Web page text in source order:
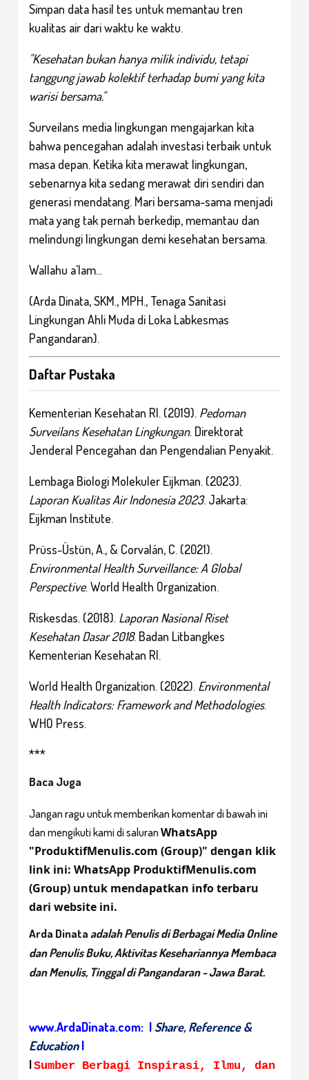
Simpan data hasil tes untuk memantau tren
kualitas air dari waktu ke waktu.
"Kesehatan bukan hanya milik individu, tetapi
tanggung jawab kolektif terhadap bumi yang kita
warisi bersama."
Surveilans media lingkungan mengajarkan kita
bahwa pencegahan adalah investasi terbaik untuk
masa depan. Ketika kita merawat lingkungan,
sebenarnya kita sedang merawat diri sendiri dan
generasi mendatang. Mari bersama-sama menjadi
mata yang tak pernah berkedip, memantau dan
melindungi lingkungan demi kesehatan bersama.
Wallahu a'lam...
(Arda Dinata, SKM., MPH., Tenaga Sanitasi
Lingkungan Ahli Muda di Loka Labkesmas
Pangandaran).
Daftar Pustaka
Kementerian Kesehatan RI. (2019). Pedoman
Surveilans Kesehatan Lingkungan. Direktorat
Jenderal Pencegahan dan Pengendalian Penyakit.
Lembaga Biologi Molekuler Eijkman. (2023).
Laporan Kualitas Air Indonesia 2023. Jakarta:
Eijkman Institute.
Prüss-Üstün, A., & Corvalán, C. (2021).
Environmental Health Surveillance: A Global
Perspective. World Health Organization.
Riskesdas. (2018). Laporan Nasional Riset
Kesehatan Dasar 2018. Badan Litbangkes
Kementerian Kesehatan RI.
World Health Organization. (2022). Environmental
Health Indicators: Framework and Methodologies.
WHO Press.
***
Baca Juga
Jangan ragu untuk memberikan komentar di bawah ini
dan mengikuti kami di saluran WhatsApp
"ProduktifMenulis.com (Group)" dengan klik
link ini: WhatsApp ProduktifMenulis.com
(Group) untuk mendapatkan info terbaru
dari website ini.
Arda Dinataadalah Penulis di Berbagai Media Online
dan Penulis Buku, Aktivitas Kesehariannya Membaca
dan Menulis, Tinggal di Pangandaran - Jawa Barat.
www.ArdaDinata.com: | Share, Reference &
Education |
|Sumber Berbagi Inspirasi, Ilmu, dan